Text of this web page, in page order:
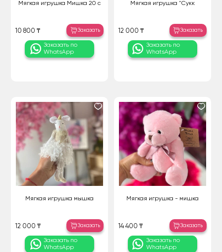
Мягкая игрушка Мишка 20 с
10 800 ₸ Заказать
Заказать по
WhatsApp
Мягкая игрушка "Сукк
12 000 ₸ Заказать
Заказать по
WhatsApp
Мягкая игрушка мышка
12 000 ₸ Заказать
Заказать по
WhatsApp
Мягкая игрушка - мишка
14 400 ₸ Заказать
Заказать по
WhatsApp